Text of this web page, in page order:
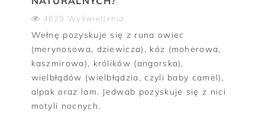
4629 Wyświetlenia
Wełnę pozyskuje się z runa owiec
(merynosowa, dziewicza), kóz (moherowa,
kaszmirowa), królików (angorska),
wielbłądów (wielbłądzia, czyli baby camel),
alpak oraz lam. Jedwab pozyskuje się z nici
motyli nocnych.